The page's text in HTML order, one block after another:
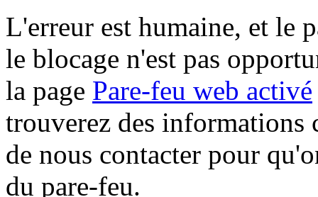
L'erreur est humaine, et le
le blocage n'est pas
la page Pare-feu web activé
trouverez des informations
de nous contacter pour
du pare-feu.